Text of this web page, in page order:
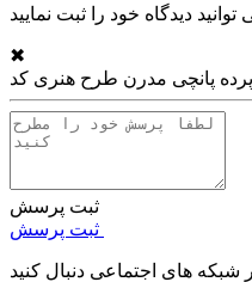
دیدگاه خود را ثبت نمایید
✖
ثبت پرسش
شبکه های اجتماعی دنبال کنید